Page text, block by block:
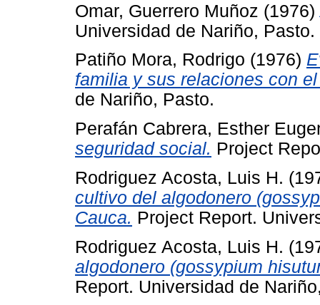
Omar, Guerrero Muñoz (1976)
Universidad de Nariño, Pasto.
Patiño Mora, Rodrigo (1976)
familia y sus relaciones con
de Nariño, Pasto.
Perafán Cabrera, Esther
seguridad social. Project
Rodriguez Acosta, Luis H.
cultivo del algodonero
Cauca. Project Report.
Rodriguez Acosta, Luis H.
algodonero (gossypium
Report. Universidad de